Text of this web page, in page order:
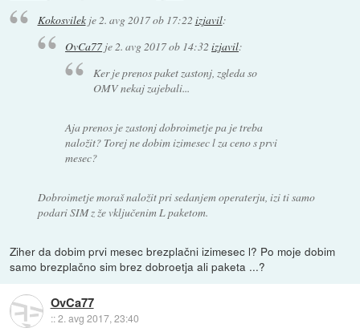
Kokosvilekje2. avg 2017 ob 17:22 izjavil:
OvCa77je2. avg 2017 ob 14:32izjavil:
Ker je prenos paket zastonj, zgleda so
OMV nekaj zajebali...
Aja prenos je zastonj dobroimetje pa je treba
naložit? Torej ne dobim izimesec l za ceno s prvi
mesec?
Dobroimetje moraš naložit pri sedanjem operaterju, izi ti samo
podari SIM z že vključenim L paketom.
Ziher da dobim prvi mesec brezplačni izimesec l? Po moje dobim
samo brezplačno sim brez dobroetja ali paketa ...?
OvCa77
::2. avg 2017, 23:40